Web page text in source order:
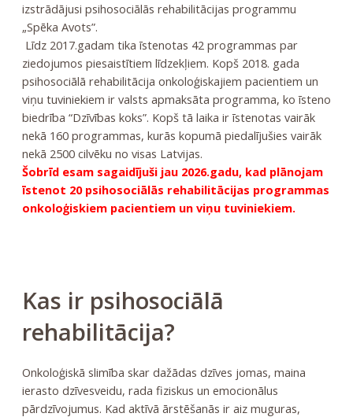
izstrādājusi psihosociālās rehabilitācijas programmu
„Spēka Avots”.
Līdz 2017.gadam tika īstenotas 42 programmas par
ziedojumos piesaistītiem līdzekļiem. Kopš 2018. gada
psihosociālā rehabilitācija onkoloģiskajiem pacientiem un
viņu tuviniekiem ir valsts apmaksāta programma, ko īsteno
biedrība “Dzīvības koks”. Kopš tā laika ir īstenotas vairāk
nekā 160 programmas, kurās kopumā piedalījušies vairāk
nekā 2500 cilvēku no visas Latvijas.
Šobrīd esam sagaidījuši jau 2026.gadu, kad plānojam
īstenot 20 psihosociālās rehabilitācijas programmas
onkoloģiskiem pacientiem un viņu tuviniekiem.
Kas ir psihosociālā
rehabilitācija?
Onkoloģiskā slimība skar dažādas dzīves jomas, maina
ierasto dzīvesveidu, rada fiziskus un emocionālus
pārdzīvojumus. Kad aktīvā ārstēšanās ir aiz muguras,